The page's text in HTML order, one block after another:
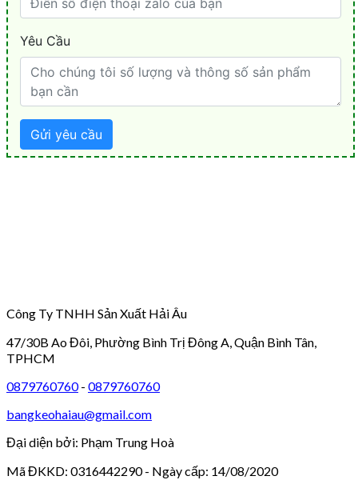
Công Ty TNHH Sản Xuất Hải Âu
47/30B Ao Đôi, Phường Bình Trị Đông A, Quận Bình Tân,
TPHCM
0879760760- 0879760760
bangkeohaiau@gmail.com
Đại diện bởi: Phạm Trung Hoà
Mã ĐKKD: 0316442290 - Ngày cấp: 14/08/2020